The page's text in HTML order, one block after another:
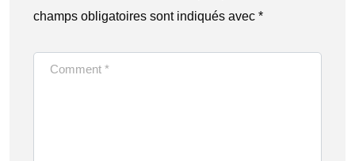
champs obligatoires sont indiqués avec *